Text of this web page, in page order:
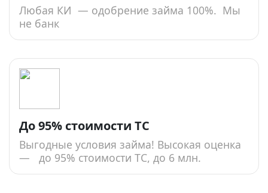
Любая КИ — одобрение займа 100%. Мы
не банк
До 95% стоимости ТС
Выгодные условия займа! Высокая оценка
— до 95% стоимости ТС, до 6 млн.